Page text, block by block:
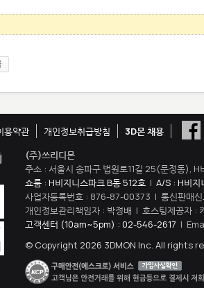
용약관 개인정보취급방침
3D몬 채용
(주)쓰리디몬
주소 : 서울시 송파구 법원로11길 25(문정동),
쇼룸 : H비지니스파크 B동 512호 | A/S : H비지
사업자등록번호 : 876-87-00373 | 통신판매
개인정보관리책임자 : 박정배 | 호스팅제공자 :
고객센터 (10am~5pm) : 02-546-2617 |
© Copyright 2026 3DMON Inc. All rights